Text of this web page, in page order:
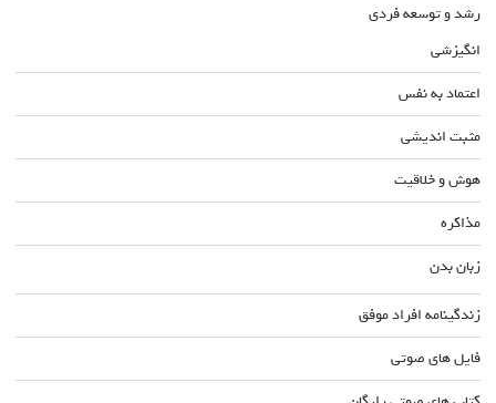
رشد و توسعه فردی
انگیزشی
اعتماد به نفس
مثبت اندیشی
هوش و خلاقیت
مذاکره
زبان بدن
زندگینامه افراد موفق
فایل های صوتی